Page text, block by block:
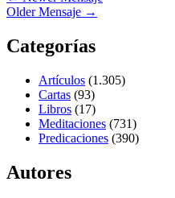
Older Mensaje →
Categorías
Artículos (1.305)
Cartas (93)
Libros (17)
Meditaciones (731)
Predicaciones (390)
Autores